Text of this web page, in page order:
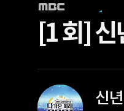
[1 회] 신
신